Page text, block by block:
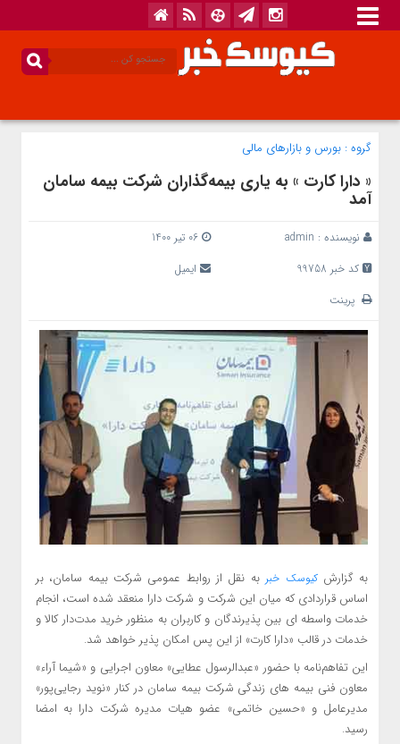
گروه : بورس و بازار‌های مالی
« دارا کارت » به یاری بیمه‌گذاران شرکت بیمه سامان
آمد
نویسنده : admin
06 تیر 1400
کد خبر 99758
ایمیل
پرینت
به گزارشکیوسک خبربه نقل از روابط عمومی شرکت بیمه سامان، بر
اساس قراردادی که میان این شرکت و شرکت دارا منعقد شده است، انجام
خدمات واسطه ای بین پذیرندگان و کاربران به منظور خرید مدت‌دار کالا و
خدمات در قالب «دارا کارت» از این پس امکان پذیر خواهد شد.
این تفاهم‌نامه با حضور «عبدالرسول عطایی» معاون اجرایی و «شیما آراء»
معاون فنی بیمه های زندگی شرکت بیمه سامان در کنار «نوید رجایی‌پور»
مدیرعامل و «حسین خاتمی» عضو هیات مدیره شرکت دارا به امضا
رسید.